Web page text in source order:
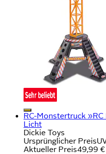
RC-Monstertruck
Licht
Dickie Toys
Ursprünglicher Preis
Aktueller Preis49,99 €